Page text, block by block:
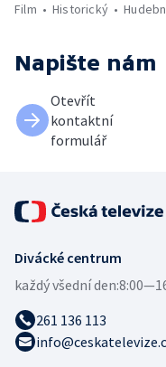
Film
Historický
Napište nám
Otevřít
kontaktní
formulář
Divácké centrum
každý všední den:
261 136 113